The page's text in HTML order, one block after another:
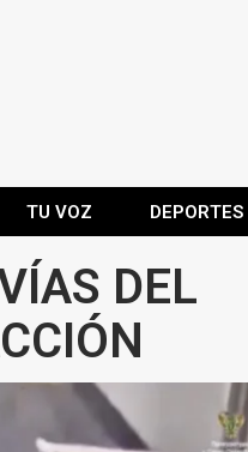
TU VOZ DEPORTES
DEL